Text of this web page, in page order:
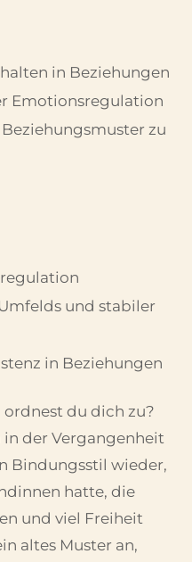
in Beziehungen
Emotionsregulation
zu
und stabiler
in Beziehungen
du dich zu?
der Vergangenheit
Bindungsstil wieder,
hatte, die
und viel Freiheit
altes Muster an,